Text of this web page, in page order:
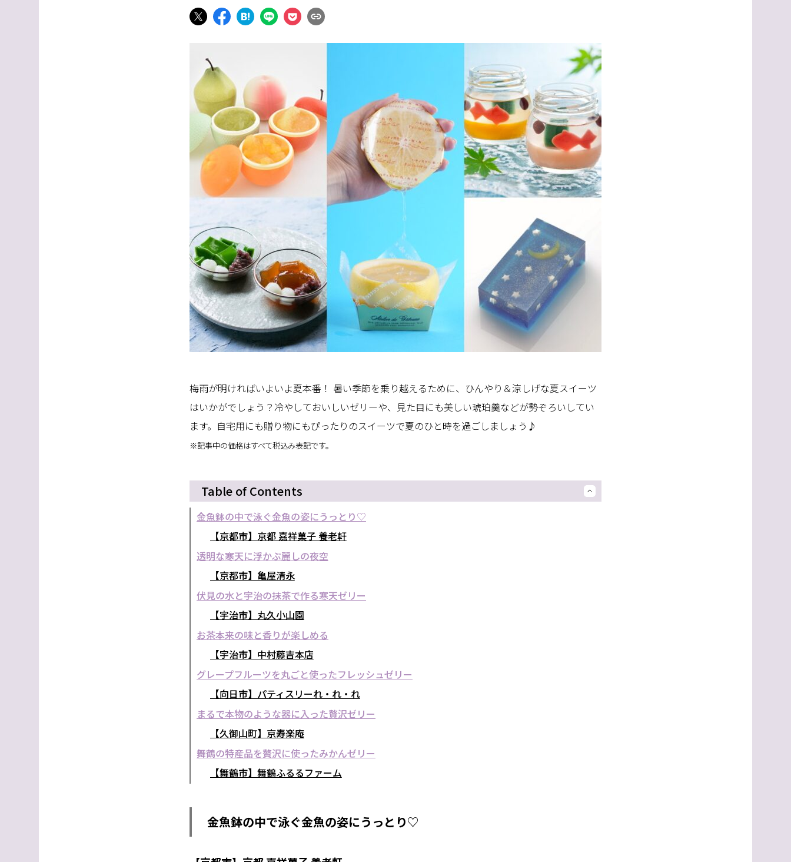
梅雨が明ければいよいよ夏本番！ 暑い季節を乗り越えるために、ひんやり＆涼しげな夏スイーツ
はいかがでしょう？冷やしておいしいゼリーや、見た目にも美しい琥珀羹などが勢ぞろいしてい
ます。自宅用にも贈り物にもぴったりのスイーツで夏のひと時を過ごしましょう♪
※記事中の価格はすべて税込み表記です。
Table of Contents
金魚鉢の中で泳ぐ金魚の姿にうっとり♡
【京都市】京都 嘉祥菓子 養老軒
透明な寒天に浮かぶ麗しの夜空
【京都市】亀屋清永
伏見の水と宇治の抹茶で作る寒天ゼリー
【宇治市】丸久小山園
お茶本来の味と香りが楽しめる
【宇治市】中村藤吉本店
グレープフルーツを丸ごと使ったフレッシュゼリー
【向日市】パティスリーれ・れ・れ
まるで本物のような器に入った贅沢ゼリー
【久御山町】京寿楽庵
舞鶴の特産品を贅沢に使ったみかんゼリー
【舞鶴市】舞鶴ふるるファーム
金魚鉢の中で泳ぐ金魚の姿にうっとり♡